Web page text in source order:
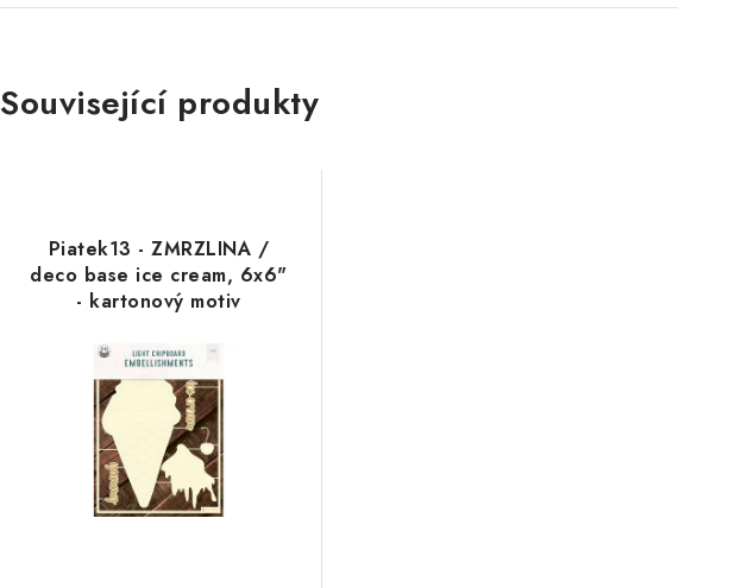
Související produkty
Piatek13 - ZMRZLINA /
deco base ice cream, 6x6"
- kartonový motiv